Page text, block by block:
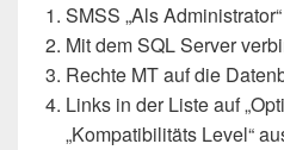
SMSS „Als
Mit dem SQL Server
Rechte MT auf die
Links in der Liste auf
„Kompatibilitäts Level“